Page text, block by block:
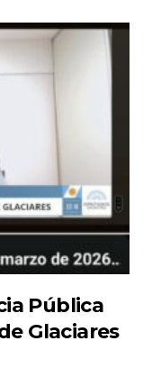
Pública
Glaciares